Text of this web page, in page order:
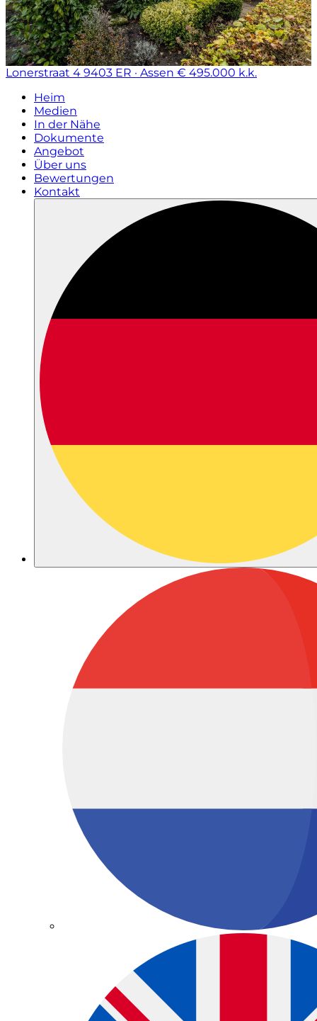
Lonerstraat 4 9403 ER · Assen € 495.000 k.k.
Heim
Medien
In der Nähe
Dokumente
Angebot
Über uns
Bewertungen
Kontakt